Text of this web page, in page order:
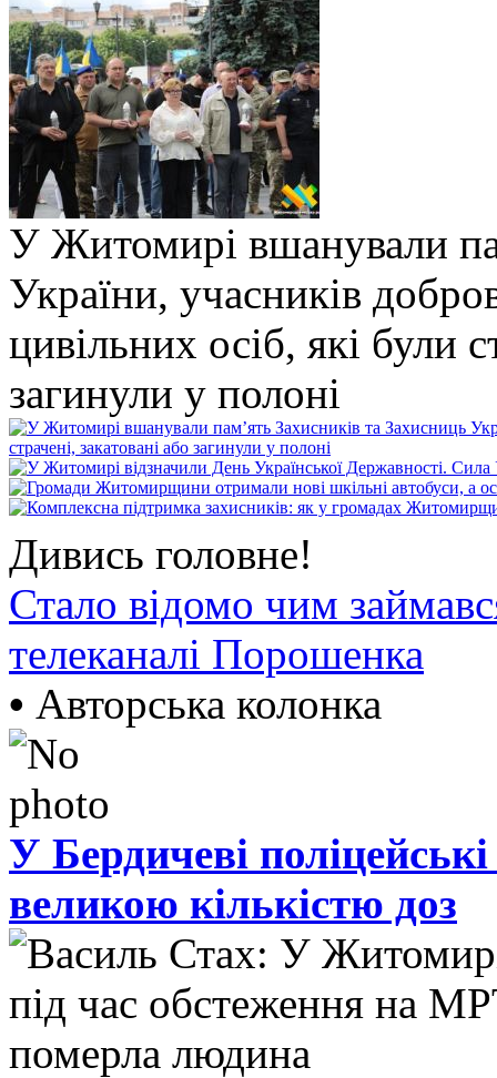
У Житомирі вшанували
України, учасників
цивільних осіб, які були
загинули у полоні
Дивись головне!
Стало відомо чим
телеканалі Порошенка
• Авторська колонка
У Бердичеві
великою кількістю доз